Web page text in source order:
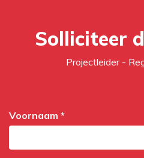
Solliciteer
Projectleider -
Voornaam *